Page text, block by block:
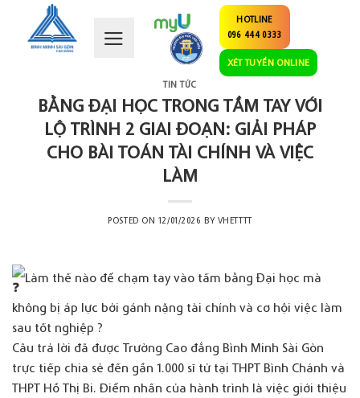
content
HOTLINE
096 444 0333
XÉT TUYỂN ONLINE
TIN TỨC
BẰNG ĐẠI HỌC TRONG TẦM TAY VỚI
LỘ TRÌNH 2 GIAI ĐOẠN: GIẢI PHÁP
CHO BÀI TOÁN TÀI CHÍNH VÀ VIỆC
LÀM
POSTED ON 12/01/2026 BY VHETTTT
Làm thế nào để chạm tay vào tấm bằng Đại học mà
không bị áp lực bởi gánh nặng tài chính và cơ hội việc làm
sau tốt nghiệp ?
Câu trả lời đã được Trường Cao đẳng Bình Minh Sài Gòn
trực tiếp chia sẻ đến gần 1.000 sĩ tử tại THPT Bình Chánh và
THPT Hồ Thị Bi. Điểm nhấn của hành trình là việc giới thiệu